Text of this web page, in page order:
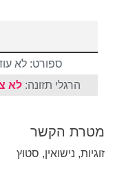
ספורט: לא
הרגלי תזונה:לא
מטרת הקשר
זוגיות, נישואין, סטוץ